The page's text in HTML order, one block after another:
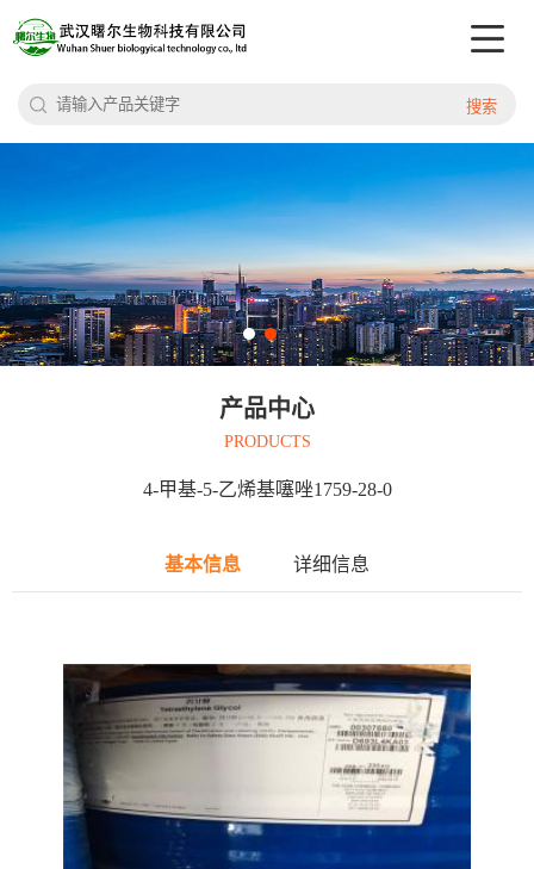
搜索
产品中心
PRODUCTS
4-甲基-5-乙烯基噻唑1759-28-0
基本信息 详细信息